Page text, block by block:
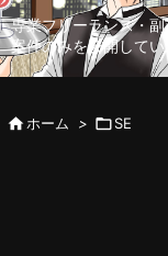
専業フリーランス・
案件のみを公開してい
ホーム > SE